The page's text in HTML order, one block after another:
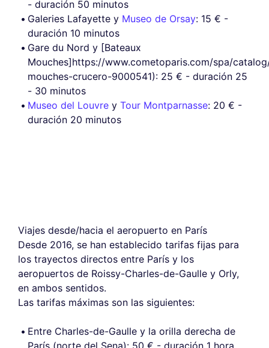
- duración 50 minutos
Galeries Lafayette y Museo de Orsay: 15 € -
duración 10 minutos
Gare du Nord y [Bateaux
Mouches]https://www.cometoparis.com/spa/
mouches-crucero-9000541): 25 € - duración 25
- 30 minutos
Museo del Louvre y Tour Montparnasse: 20 € -
duración 20 minutos
Viajes desde/hacia el aeropuerto en París
Desde 2016, se han establecido tarifas fijas para
los trayectos directos entre París y los
aeropuertos de Roissy-Charles-de-Gaulle y Orly,
en ambos sentidos.
Las tarifas máximas son las siguientes:
Entre Charles-de-Gaulle y la orilla derecha de
París (norte del Sena): 50 € - duración 1 hora